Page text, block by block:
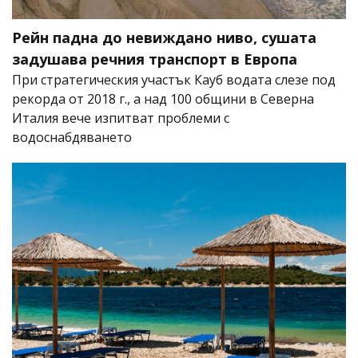
Рейн падна до невиждано ниво, сушата
задушава речния транспорт в Европа
При стратегическия участък Кауб водата слезе под
рекорда от 2018 г., а над 100 общини в Северна
Италия вече изпитват проблеми с
водоснабдяването